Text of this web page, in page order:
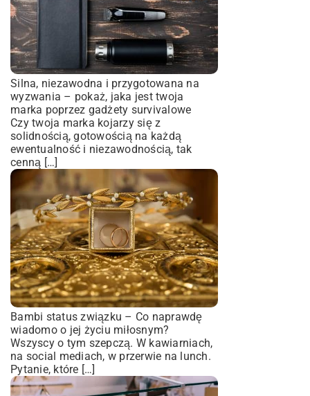
Silna, niezawodna i przygotowana na
wyzwania – pokaż, jaka jest twoja
marka poprzez gadżety survivalowe
Czy twoja marka kojarzy się z
solidnością, gotowością na każdą
ewentualność i niezawodnością, tak
cenną […]
Bambi status związku – Co naprawdę
wiadomo o jej życiu miłosnym?
Wszyscy o tym szepczą. W kawiarniach,
na social mediach, w przerwie na lunch.
Pytanie, które […]